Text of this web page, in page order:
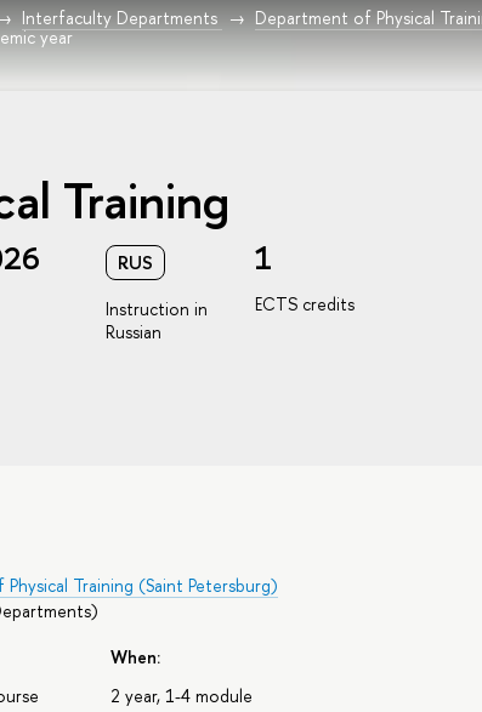
Interfaculty Departments Department of Physical
year
Training
RUS
Instruction in
Russian
1
ECTS credits
Training (Saint Petersburg)
)
When:
2 year, 1-4 module